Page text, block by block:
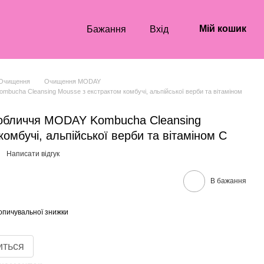
Бажання Вхід Мій кошик
Очищення MODAY
Cleansing Mousse з екстрактом комбучі, альпійської верби та вітаміном
MODAY Kombucha Cleansing
альпійської верби та вітаміном С
Написати відгук
В бажання
знижки